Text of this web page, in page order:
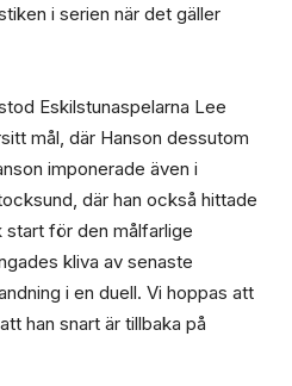
i serien när det gäller
Eskilstunaspelarna Lee
mål, där Hanson dessutom
imponerade även i
där han också hittade
start för den målfarlige
kliva av senaste
i en duell. Vi hoppas att
han snart är tillbaka på